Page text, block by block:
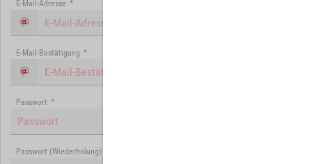
E-Mail-Adresse *
E-Mail-Bestätigung *
Passwort *
Passwort (Wiederholung)